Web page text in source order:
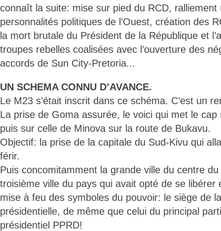
connaît la suite: mise sur pied du RCD, ralliement
personnalités politiques de l’Ouest, création des
la mort brutale du Président de la République et
troupes rebelles coalisées avec l’ouverture des
accords de Sun City-Pretoria...
UN SCHEMA CONNU D’AVANCE.
Le M23 s’était inscrit dans ce schéma. C’est un
La prise de Goma assurée, le voici qui met le cap
puis sur celle de Minova sur la route de Bukavu.
Objectif: la prise de la capitale du Sud-Kivu qui
férir.
Puis concomitamment la grande ville du centre
troisième ville du pays qui avait opté de se libérer
mise à feu des symboles du pouvoir: le siège de
présidentielle, de même que celui du principal
présidentiel PPRD!